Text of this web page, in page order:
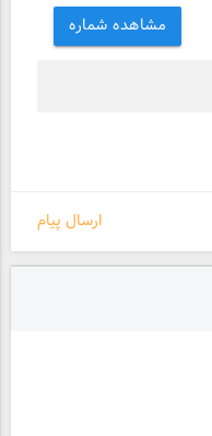
مشاهده شماره
ارسال پیام